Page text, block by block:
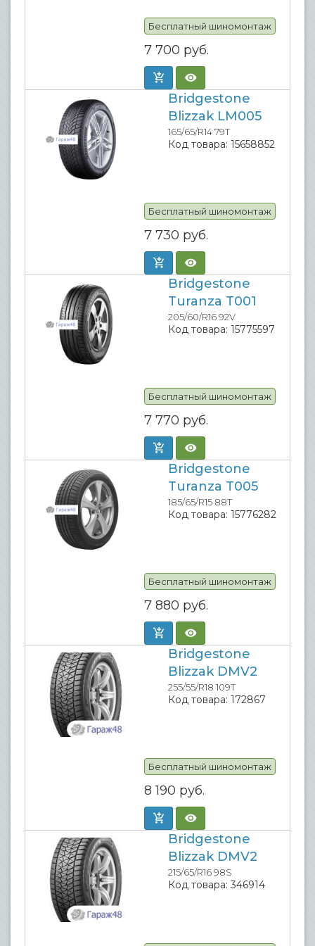
Бесплатный шиномонтаж
7 700 руб.
Bridgestone
Blizzak LM005
165/65/R14 79T
Код товара: 15658852
Бесплатный шиномонтаж
7 730 руб.
Bridgestone
Turanza T001
205/60/R16 92V
Код товара: 15775597
Бесплатный шиномонтаж
7 770 руб.
Bridgestone
Turanza T005
185/65/R15 88T
Код товара: 15776282
Бесплатный шиномонтаж
7 880 руб.
Bridgestone
Blizzak DMV2
255/55/R18 109T
Код товара: 172867
Бесплатный шиномонтаж
8 190 руб.
Bridgestone
Blizzak DMV2
215/65/R16 98S
Код товара: 346914